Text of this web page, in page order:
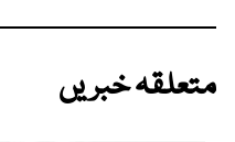
متعلقہ خبریں